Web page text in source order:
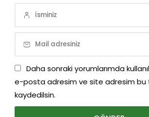
Daha sonraki yorumlarımda
e-posta adresim ve site adresim bu
kaydedilsin.